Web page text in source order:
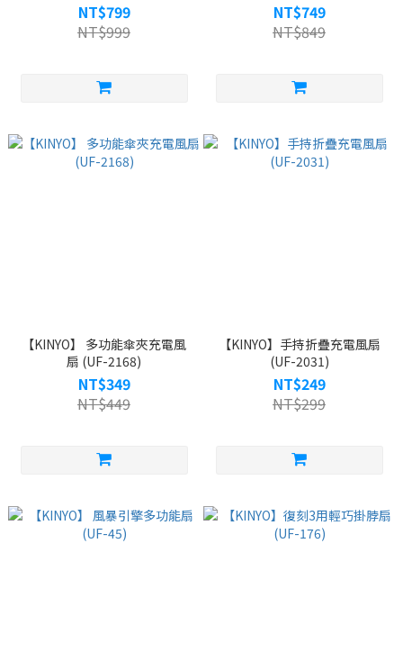
NT$799
NT$999
NT$749
NT$849
【KINYO】 多功能傘夾充電風
扇 (UF-2168)
NT$349
NT$449
【KINYO】手持折疊充電風扇
(UF-2031)
NT$249
NT$299